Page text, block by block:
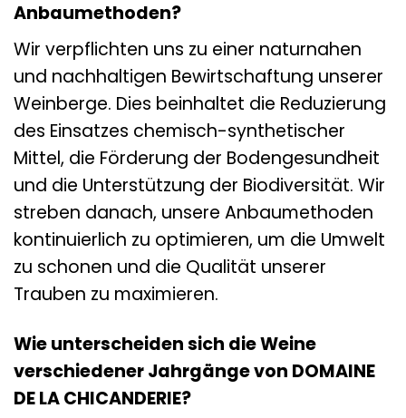
Anbaumethoden?
Wir verpflichten uns zu einer naturnahen
und nachhaltigen Bewirtschaftung unserer
Weinberge. Dies beinhaltet die Reduzierung
des Einsatzes chemisch-synthetischer
Mittel, die Förderung der Bodengesundheit
und die Unterstützung der Biodiversität. Wir
streben danach, unsere Anbaumethoden
kontinuierlich zu optimieren, um die Umwelt
zu schonen und die Qualität unserer
Trauben zu maximieren.
Wie unterscheiden sich die Weine
verschiedener Jahrgänge von DOMAINE
DE LA CHICANDERIE?